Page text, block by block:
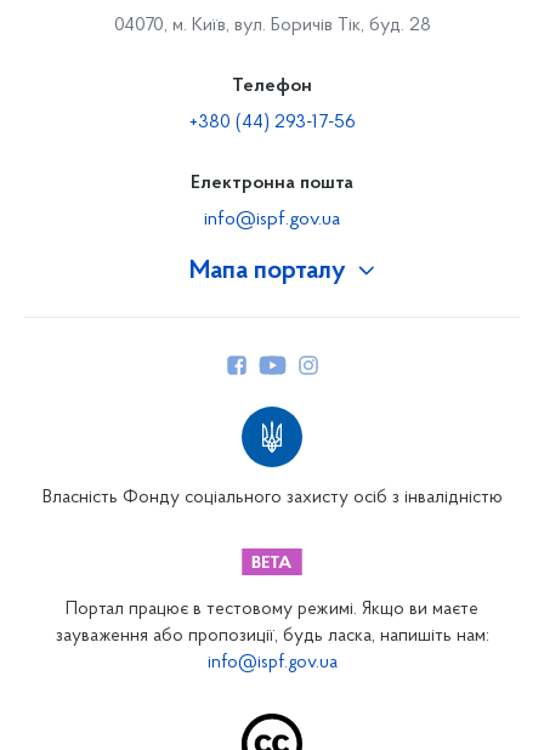
Мапа порталу
Закарпатське відділення
Запорізьке відділення
04070, м. Київ, вул. Боричів Тік, буд. 28
Телефон
+380 (44) 293-17-56
Електронна пошта
info@ispf.gov.ua
Власність Фонду соціального захисту осіб з інвалідністю
Портал працює в тестовому режимі. Якщо ви маєте
зауваження або пропозиції, будь ласка, напишіть нам:
info@ispf.gov.ua